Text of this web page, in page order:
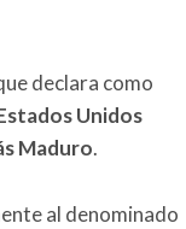
declara como
Unidos
Maduro.
al denominado